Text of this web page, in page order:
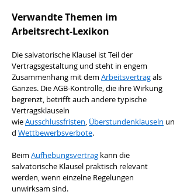
Verwandte Themen im
Arbeitsrecht-Lexikon
Die salvatorische Klausel ist Teil der
Vertragsgestaltung und steht in engem
Zusammenhang mit dem Arbeitsvertrag als
Ganzes. Die AGB-Kontrolle, die ihre Wirkung
begrenzt, betrifft auch andere typische
Vertragsklauseln
wie Ausschlussfristen, Überstundenklauseln un
d Wettbewerbsverbote.
Beim Aufhebungsvertrag kann die
salvatorische Klausel praktisch relevant
werden, wenn einzelne Regelungen
unwirksam sind.